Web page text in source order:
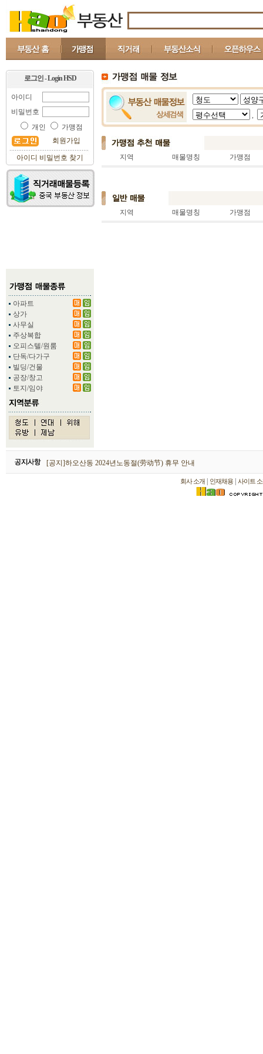
로그인 - Login HSD
아이디
비밀번호
개인
가맹점
회원가입
아이디 비밀번호 찾기
아파트
상가
사무실
주상복합
오피스텔/원룸
단독/다가구
빌딩/건물
공장/창고
토지/임야
,
지역 매물명칭 가맹점
지역 매물명칭 가맹점
하오산동 2026년 설날(春节) 휴무 안내
[공지]하오산동 2024년노동절(劳动节) 휴무 안내
[공지]하오산동 2024년 설날(春节) 휴무 안내
회사 소개 인재채용 사이트